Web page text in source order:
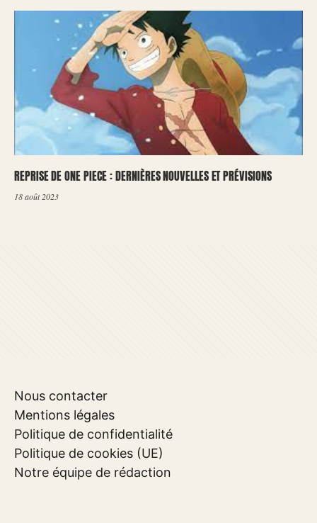
REPRISE DE ONE PIECE : DERNIÈRES NOUVELLES ET PRÉVISIONS
18 août 2023
Nous contacter
Mentions légales
Politique de confidentialité
Politique de cookies (UE)
Notre équipe de rédaction